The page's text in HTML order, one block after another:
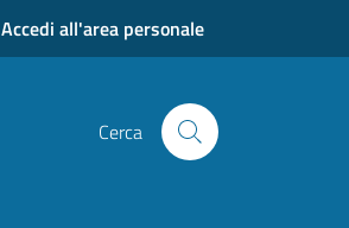
Accedi all'area personale
Cerca